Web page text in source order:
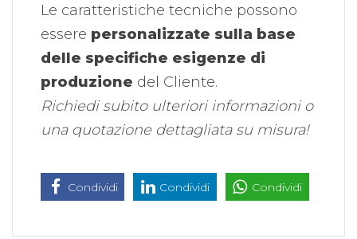
Le caratteristiche tecniche possono
essere personalizzate sulla base
delle specifiche esigenze di
produzione del Cliente.
Richiedi subito ulteriori informazioni o
una quotazione dettagliata su misura!
Condividi Condividi Condividi